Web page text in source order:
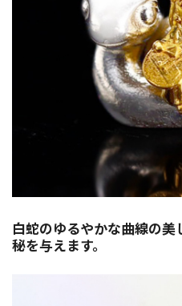
白蛇のゆるやかな曲線の
秘を与えます。